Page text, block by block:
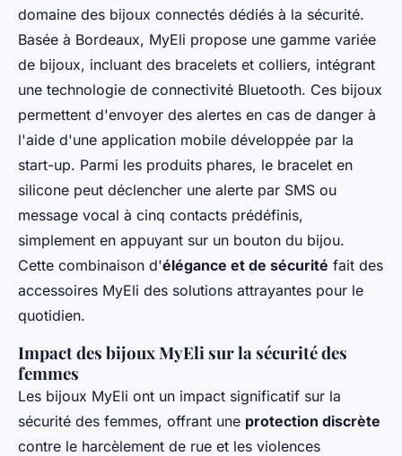
domaine des bijoux connectés dédiés à la sécurité.
Basée à Bordeaux, MyEli propose une gamme variée
de bijoux, incluant des bracelets et colliers, intégrant
une technologie de connectivité Bluetooth. Ces bijoux
permettent d'envoyer des alertes en cas de danger à
l'aide d'une application mobile développée par la
start-up. Parmi les produits phares, le bracelet en
silicone peut déclencher une alerte par SMS ou
message vocal à cinq contacts prédéfinis,
simplement en appuyant sur un bouton du bijou.
Cette combinaison d'élégance et de sécurité fait des
accessoires MyEli des solutions attrayantes pour le
quotidien.
Impact des bijoux MyEli sur la sécurité des
femmes
Les bijoux MyEli ont un impact significatif sur la
sécurité des femmes, offrant une protection discrète
contre le harcèlement de rue et les violences